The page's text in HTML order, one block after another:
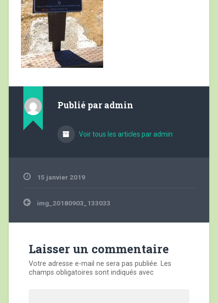
Publié par admin
Voir tous les articles par admin
15 janvier 2019
Navigation
de
img_20180903_133033
Laisser un commentaire
Votre adresse e-mail ne sera pas publiée. Les
champs obligatoires sont indiqués avec